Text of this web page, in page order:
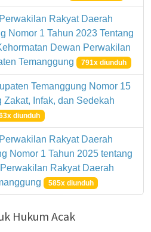
Rakyat Daerah
Nomor 1 Tahun 2023 Tentang
Dewan Perwakilan
Temanggung 791x diunduh
Temanggung Nomor 15
Zakat, Infak, dan Sedekah
diunduh
Rakyat Daerah
Nomor 1 Tahun 2025 tentang
Rakyat Daerah
585x diunduh
Hukum Acak